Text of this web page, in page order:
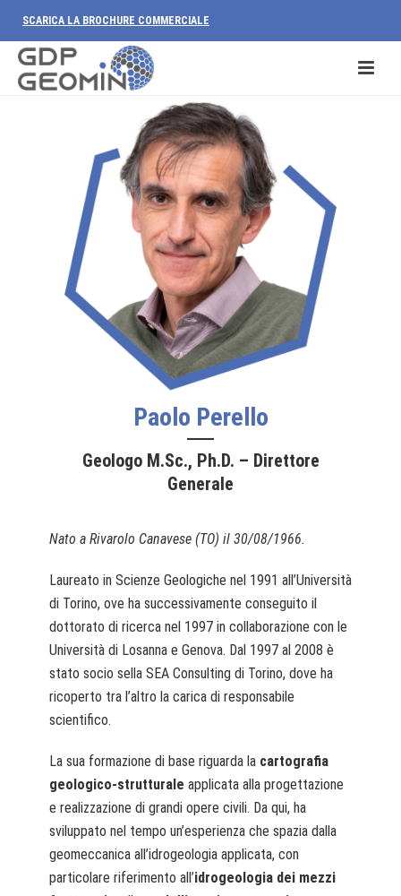
SCARICA LA BROCHURE COMMERCIALE
Paolo Perello
Geologo M.Sc., Ph.D. – Direttore
Generale
Nato a Rivarolo Canavese (TO) il 30/08/1966.
Laureato in Scienze Geologiche nel 1991 all’Università
di Torino, ove ha successivamente conseguito il
dottorato di ricerca nel 1997 in collaborazione con le
Università di Losanna e Genova. Dal 1997 al 2008 è
stato socio sella SEA Consulting di Torino, dove ha
ricoperto tra l’altro la carica di responsabile
scientifico.
La sua formazione di base riguarda la cartografia
geologico-strutturale applicata alla progettazione
e realizzazione di grandi opere civili. Da qui, ha
sviluppato nel tempo un’esperienza che spazia dalla
geomeccanica all’idrogeologia applicata, con
particolare riferimento all’idrogeologia dei mezzi